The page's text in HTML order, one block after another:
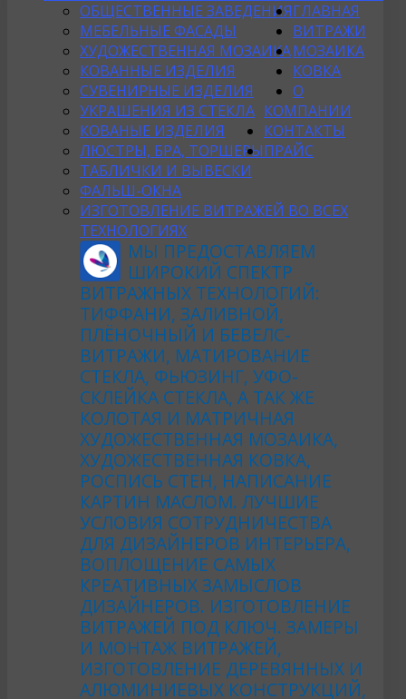
ОБЩЕСТВЕННЫЕ ЗАВЕДЕНИЯ
МЕБЕЛЬНЫЕ ФАСАДЫ
ХУДОЖЕСТВЕННАЯ МОЗАИКА
КОВАННЫЕ ИЗДЕЛИЯ
СУВЕНИРНЫЕ ИЗДЕЛИЯ
УКРАШЕНИЯ ИЗ СТЕКЛА
КОВАНЫЕ ИЗДЕЛИЯ
ЛЮСТРЫ, БРА, ТОРШЕРЫ
ТАБЛИЧКИ И ВЫВЕСКИ
ФАЛЬШ-ОКНА
ГЛАВНАЯ
ВИТРАЖИ
ИЗГОТОВЛЕНИЕ ВИТРАЖЕЙ ВО ВСЕХ
ТЕХНОЛОГИЯХ
МЫ ПРЕДОСТАВЛЯЕМ
ШИРОКИЙ СПЕКТР
ВИТРАЖНЫХ ТЕХНОЛОГИЙ:
ТИФФАНИ, ЗАЛИВНОЙ,
ПЛЁНОЧНЫЙ И БЕВЕЛС-
ВИТРАЖИ, МАТИРОВАНИЕ
СТЕКЛА, ФЬЮЗИНГ, УФО-
СКЛЕЙКА СТЕКЛА, А ТАК ЖЕ
КОЛОТАЯ И МАТРИЧНАЯ
ХУДОЖЕСТВЕННАЯ МОЗАИКА,
ХУДОЖЕСТВЕННАЯ КОВКА,
РОСПИСЬ СТЕН, НАПИСАНИЕ
КАРТИН МАСЛОМ. ЛУЧШИЕ
УСЛОВИЯ СОТРУДНИЧЕСТВА
ДЛЯ ДИЗАЙНЕРОВ ИНТЕРЬЕРА,
ВОПЛОЩЕНИЕ САМЫХ
КРЕАТИВНЫХ ЗАМЫСЛОВ
ДИЗАЙНЕРОВ. ИЗГОТОВЛЕНИЕ
ВИТРАЖЕЙ ПОД КЛЮЧ. ЗАМЕРЫ
И МОНТАЖ ВИТРАЖЕЙ,
ИЗГОТОВЛЕНИЕ ДЕРЕВЯННЫХ И
АЛЮМИНИЕВЫХ КОНСТРУКЦИЙ,
МОЗАИКА
КОВКА
О
КОМПАНИИ
КОНТАКТЫ
ПРАЙС